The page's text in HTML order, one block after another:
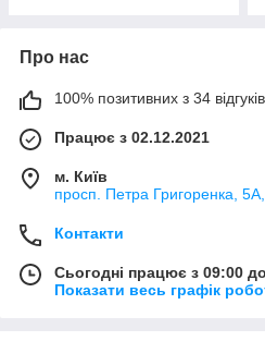
Про нас
100% позитивних з 34
Працює з 02.12.2021
м. Київ
просп. Петра Григоренка, 5А,
Контакти
Сьогодні працює з 09:00
Показати весь графік